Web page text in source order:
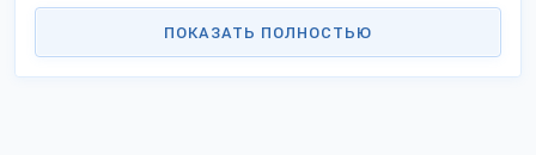
возможность заказать продукцию оптом напрямую, стать
партнером в Вашем крае.
Российские производственные компании активно поддерживают
ПОКАЗАТЬ ПОЛНОСТЬЮ